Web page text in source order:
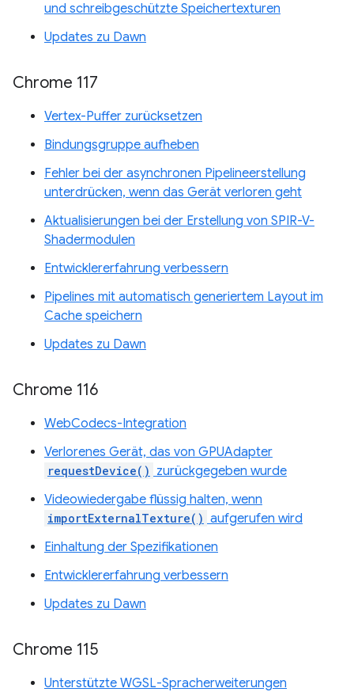
und schreibgeschützte Speichertexturen
Updates zu Dawn
Chrome 117
Vertex-Puffer zurücksetzen
Bindungsgruppe aufheben
Fehler bei der asynchronen Pipelineerstellung
unterdrücken, wenn das Gerät verloren geht
Aktualisierungen bei der Erstellung von SPIR-V-
Shadermodulen
Entwicklererfahrung verbessern
Pipelines mit automatisch generiertem Layout im
Cache speichern
Updates zu Dawn
Chrome 116
WebCodecs-Integration
Verlorenes Gerät, das von GPUAdapter
requestDevice() zurückgegeben wurde
Videowiedergabe flüssig halten, wenn
importExternalTexture() aufgerufen wird
Einhaltung der Spezifikationen
Entwicklererfahrung verbessern
Updates zu Dawn
Chrome 115
Unterstützte WGSL-Spracherweiterungen